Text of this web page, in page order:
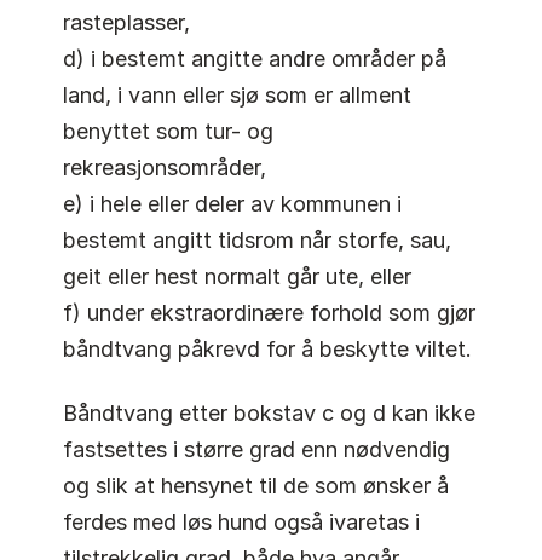
rasteplasser,
d) i bestemt angitte andre områder på
land, i vann eller sjø som er allment
benyttet som tur- og
rekreasjonsområder,
e) i hele eller deler av kommunen i
bestemt angitt tidsrom når storfe, sau,
geit eller hest normalt går ute, eller
f) under ekstraordinære forhold som gjør
båndtvang påkrevd for å beskytte viltet.
Båndtvang etter bokstav c og d kan ikke
fastsettes i større grad enn nødvendig
og slik at hensynet til de som ønsker å
ferdes med løs hund også ivaretas i